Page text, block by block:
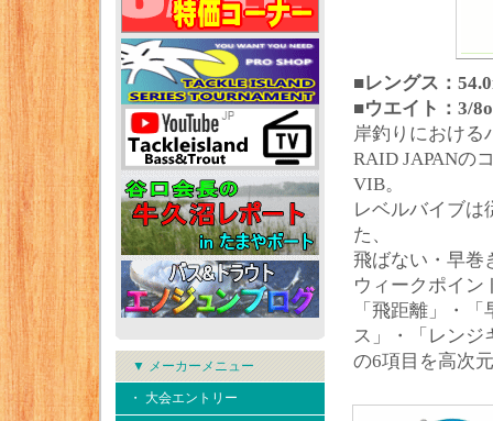
▼ メーカーメニュー
・ 大会エントリー
■レングス：
■ウエイト：3/
岸釣りにおける
RAID JAPANの
VIB。
レベルバイブは
た、
飛ばない・早巻
ウィークポイン
「飛距離」・
ス」・「レンジ
の6項目を高次